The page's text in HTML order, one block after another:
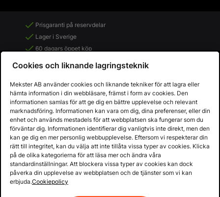
Prisgaranti på reservdelar
Lager i Sverige
60 dagars öppet köp
Fria returer
Copyright © 2013 - 2026 - Mekster AB
Cookies och liknande lagringsteknik
Mekster AB använder cookies och liknande tekniker för att lagra eller
hämta information i din webbläsare, främst i form av cookies. Den
informationen samlas för att ge dig en bättre upplevelse och relevant
marknadsföring. Informationen kan vara om dig, dina preferenser, eller din
enhet och används mestadels för att webbplatsen ska fungerar som du
förväntar dig. Informationen identifierar dig vanligtvis inte direkt, men den
kan ge dig en mer personlig webbupplevelse. Eftersom vi respekterar din
rätt till integritet, kan du välja att inte tillåta vissa typer av cookies. Klicka
på de olika kategorierna för att läsa mer och ändra våra
standardinställningar. Att blockera vissa typer av cookies kan dock
påverka din upplevelse av webbplatsen och de tjänster som vi kan
erbjuda.Cookiepolicy